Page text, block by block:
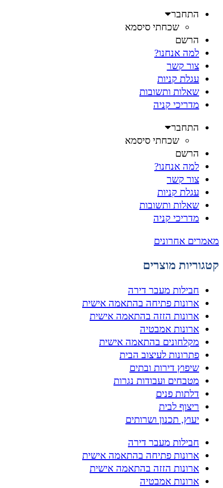
התחבר
שכחתי סיסמא
הרשם
למה אנחנו?
צור קשר
עגלת קניות
שאלות ותשובות
מדריכי קניה
התחבר
שכחתי סיסמא
הרשם
למה אנחנו?
צור קשר
עגלת קניות
שאלות ותשובות
מדריכי קניה
מאמרים אחרונים
קטגוריות מוצרים
חבילות מעבר דירה
ארונות פתיחה בהתאמה אישית
ארונות הזזה בהתאמה אישית
ארונות אמבטיה
מקלחונים בהתאמה אישית
פתרונות לעיצוב הבית
שיפוץ דירות ובתים
מטבחים ועבודות נגרות
דלתות פנים
ריצוף לבית
יעוץ, תכנון ושרותים
חבילות מעבר דירה
ארונות פתיחה בהתאמה אישית
ארונות הזזה בהתאמה אישית
ארונות אמבטיה